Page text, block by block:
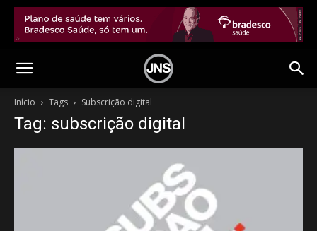
Início Tags Subscrição digital
Tag: subscrição digital